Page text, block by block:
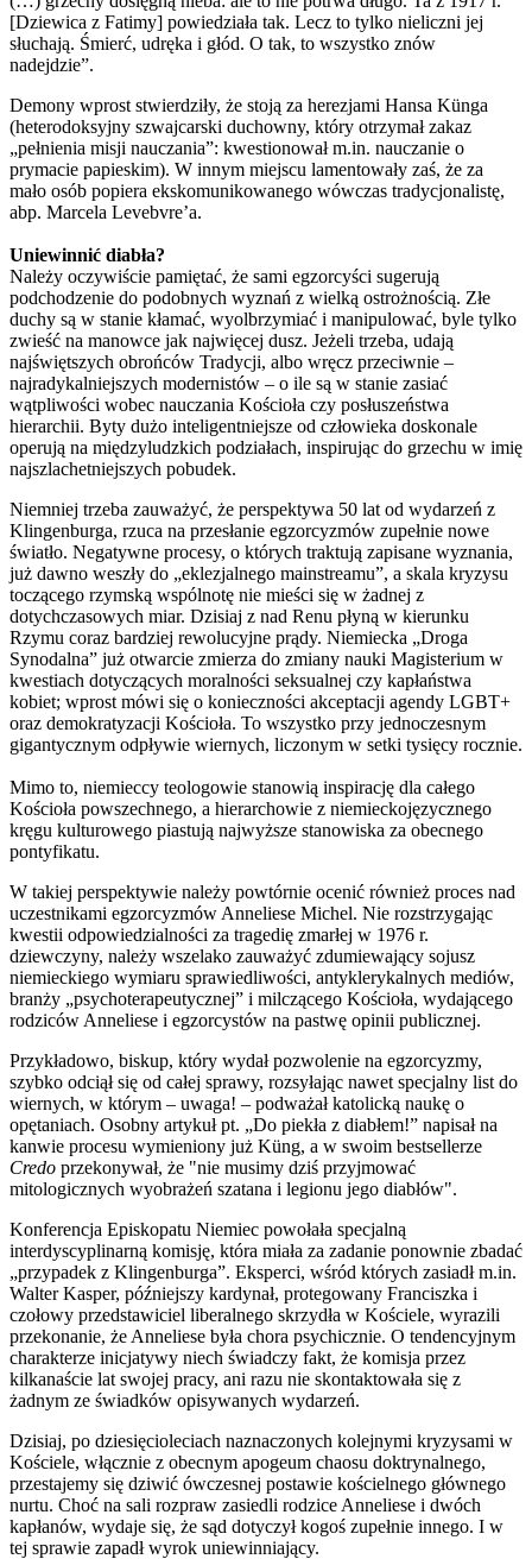
[Dziewica z Fatimy] powiedziała tak. Lecz to tylko nieliczni jej
słuchają. Śmierć, udręka i głód. O tak, to wszystko znów
nadejdzie”.
Demony wprost stwierdziły, że stoją za herezjami Hansa Künga
(heterodoksyjny szwajcarski duchowny, który otrzymał zakaz
„pełnienia misji nauczania”: kwestionował m.in. nauczanie o
prymacie papieskim). W innym miejscu lamentowały zaś, że za
mało osób popiera ekskomunikowanego wówczas tradycjonalistę,
abp. Marcela Levebvre’a.
Uniewinnić diabła?
Należy oczywiście pamiętać, że sami egzorcyści sugerują
podchodzenie do podobnych wyznań z wielką ostrożnością. Złe
duchy są w stanie kłamać, wyolbrzymiać i manipulować, byle tylko
zwieść na manowce jak najwięcej dusz. Jeżeli trzeba, udają
najświętszych obrońców Tradycji, albo wręcz przeciwnie –
najradykalniejszych modernistów – o ile są w stanie zasiać
wątpliwości wobec nauczania Kościoła czy posłuszeństwa
hierarchii. Byty dużo inteligentniejsze od człowieka doskonale
operują na międzyludzkich podziałach, inspirując do grzechu w imię
najszlachetniejszych pobudek.
Niemniej trzeba zauważyć, że perspektywa 50 lat od wydarzeń z
Klingenburga, rzuca na przesłanie egzorcyzmów zupełnie nowe
światło. Negatywne procesy, o których traktują zapisane wyznania,
już dawno weszły do „eklezjalnego mainstreamu”, a skala kryzysu
toczącego rzymską wspólnotę nie mieści się w żadnej z
dotychczasowych miar. Dzisiaj z nad Renu płyną w kierunku
Rzymu coraz bardziej rewolucyjne prądy. Niemiecka „Droga
Synodalna” już otwarcie zmierza do zmiany nauki Magisterium w
kwestiach dotyczących moralności seksualnej czy kapłaństwa
kobiet; wprost mówi się o konieczności akceptacji agendy LGBT+
oraz demokratyzacji Kościoła. To wszystko przy jednoczesnym
gigantycznym odpływie wiernych, liczonym w setki tysięcy rocznie.
Mimo to, niemieccy teologowie stanowią inspirację dla całego
Kościoła powszechnego, a hierarchowie z niemieckojęzycznego
kręgu kulturowego piastują najwyższe stanowiska za obecnego
pontyfikatu.
W takiej perspektywie należy powtórnie ocenić również proces nad
uczestnikami egzorcyzmów Anneliese Michel. Nie rozstrzygając
kwestii odpowiedzialności za tragedię zmarłej w 1976 r.
dziewczyny, należy wszelako zauważyć zdumiewający sojusz
niemieckiego wymiaru sprawiedliwości, antyklerykalnych mediów,
branży „psychoterapeutycznej” i milczącego Kościoła, wydającego
rodziców Anneliese i egzorcystów na pastwę opinii publicznej.
Przykładowo, biskup, który wydał pozwolenie na egzorcyzmy,
szybko odciął się od całej sprawy, rozsyłając nawet specjalny list do
wiernych, w którym – uwaga! – podważał katolicką naukę o
opętaniach. Osobny artykuł pt. „Do piekła z diabłem!” napisał na
kanwie procesu wymieniony już Küng, a w swoim bestsellerze
Credo przekonywał, że "nie musimy dziś przyjmować
mitologicznych wyobrażeń szatana i legionu jego diabłów".
Konferencja Episkopatu Niemiec powołała specjalną
interdyscyplinarną komisję, która miała za zadanie ponownie zbadać
„przypadek z Klingenburga”. Eksperci, wśród których zasiadł m.in.
Walter Kasper, późniejszy kardynał, protegowany Franciszka i
czołowy przedstawiciel liberalnego skrzydła w Kościele, wyrazili
przekonanie, że Anneliese była chora psychicznie. O tendencyjnym
charakterze inicjatywy niech świadczy fakt, że komisja przez
kilkanaście lat swojej pracy, ani razu nie skontaktowała się z
żadnym ze świadków opisywanych wydarzeń.
Dzisiaj, po dziesięcioleciach naznaczonych kolejnymi kryzysami w
Kościele, włącznie z obecnym apogeum chaosu doktrynalnego,
przestajemy się dziwić ówczesnej postawie kościelnego głównego
nurtu. Choć na sali rozpraw zasiedli rodzice Anneliese i dwóch
kapłanów, wydaje się, że sąd dotyczył kogoś zupełnie innego. I w
tej sprawie zapadł wyrok uniewinniający.